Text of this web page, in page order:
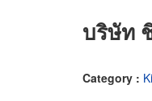
บริษัท
Category :